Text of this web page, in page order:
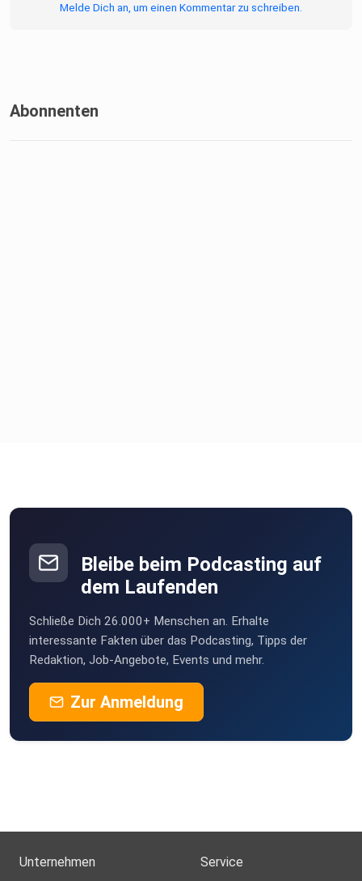
Melde Dich an, um einen Kommentar zu schreiben.
Abonnenten
Bleibe beim Podcasting auf
dem Laufenden
Schließe Dich 26.000+ Menschen an. Erhalte
interessante Fakten über das Podcasting, Tipps der
Redaktion, Job-Angebote, Events und mehr.
Zur Anmeldung
Unternehmen Service